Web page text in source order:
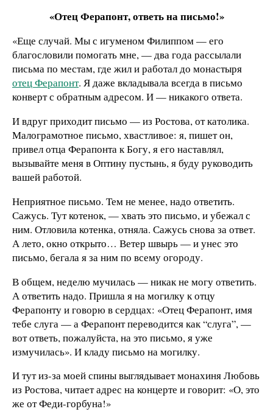
«Отец Ферапонт, ответь на письмо!»
«Еще случай. Мы с игуменом Филиппом — его
благословили помогать мне, — два года рассылали
письма по местам, где жил и работал до монастыря
отец Ферапонт. Я даже вкладывала всегда в письмо
конверт с обратным адресом. И — никакого ответа.
И вдруг приходит письмо — из Ростова, от католика.
Малограмотное письмо, хвастливое: я, пишет он,
привел отца Ферапонта к Богу, я его наставлял,
вызывайте меня в Оптину пустынь, я буду руководить
вашей работой.
Неприятное письмо. Тем не менее, надо ответить.
Сажусь. Тут котенок, — хвать это письмо, и убежал с
ним. Отловила котенка, отняла. Сажусь снова за ответ.
А лето, окно открыто… Ветер швырь — и унес это
письмо, бегала я за ним по всему огороду.
В общем, неделю мучилась — никак не могу ответить.
А ответить надо. Пришла я на могилку к отцу
Ферапонту и говорю в сердцах: «Отец Ферапонт, имя
тебе слуга — а Ферапонт переводится как “слуга”, —
вот ответь, пожалуйста, на это письмо, я уже
измучилась». И кладу письмо на могилку.
И тут из-за моей спины выглядывает монахиня Любовь
из Ростова, читает адрес на концерте и говорит: «О, это
же от Феди-горбуна!»